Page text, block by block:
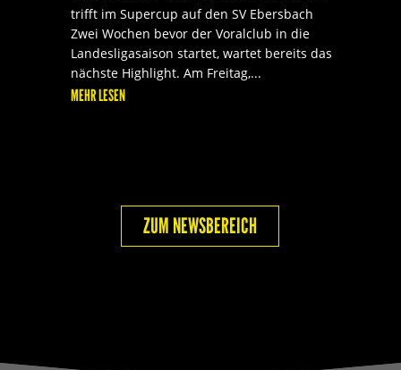
trifft im Supercup auf den SV Ebersbach
Zwei Wochen bevor der Voralclub in die
Landesligasaison startet, wartet bereits das
nächste Highlight. Am Freitag,...
MEHR LESEN
ZUM NEWSBEREICH